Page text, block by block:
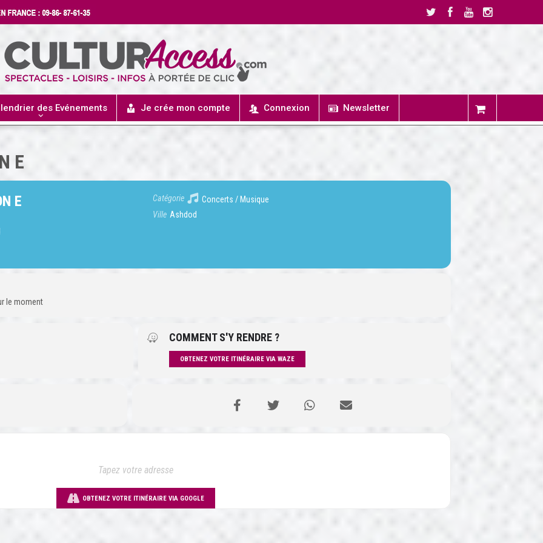
des Evénements Je crée mon compte Connexion Newsletter
E
E Catégorie
Concerts / Musique
Ville Ashdod
le moment
COMMENT S'Y RENDRE ?
OBTENEZ VOTRE ITINÉRAIRE VIA WAZE
OBTENEZ VOTRE ITINÉRAIRE VIA GOOGLE